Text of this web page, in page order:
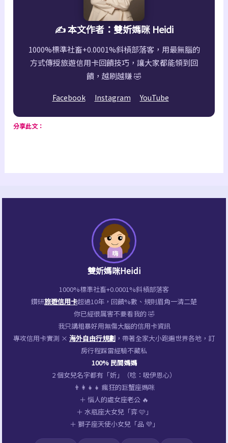
✍️ 本文作者：雙妡媽咪 Heidi
1000%標準社畜+0.0001%斜槓部落客，用最無腦的
方式傳授旅遊信用卡回饋技巧，讓大家都能領到回
饋，越刷越賺 🤣
Facebook Instagram YouTube
分享此文：
雙妡媽咪Heidi
1000%標準社畜+0.0001%斜槓部落客
鑽研旅遊信用卡超過10年，回饋%數、規則眉角一清二楚
你已經很厲害不要看我的 🤣
我只講粗暴好用無傷大腦的信用卡資訊
專攻信用卡實測 × 海外自由行規劃 ，帶著全家大小跑遍世界各地，訂
房行程踩雷經驗不藏私
100% 民間媽媽
2 個女兒名字都有「妡」（唸：吸伊恩心）
👨‍👩‍👧‍👧 瘋狂的巨蟹座媽咪
＋ 惱人的處女座老公 🔥
＋ 水瓶座大女兒「弈 🩷」
＋ 獅子座天使小女兒「品 💜」